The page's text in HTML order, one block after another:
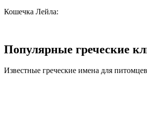
Кошечка Лейла:
Популярные греческие
Известные греческие имена для